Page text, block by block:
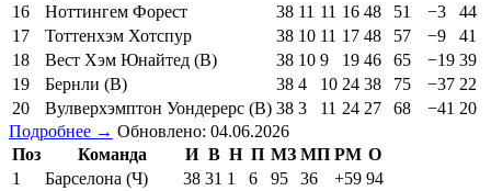
16
Ноттингем Форест 38 11 11 16 48 51 −3
44
17
Тоттенхэм Хотспур 38 10 11 17 48 57 −9
41
18
Вест Хэм Юнайтед (В) 38 10 9 19 46 65 −19 39
19
Бернли (В) 38 4 10 24 38 75 −37 22
20
Вулверхэмптон Уондерерс (В) 38 3 11 24 27 68 −41 20
Подробнее → Обновлено: 04.06.2026
Поз
Команда И В Н П МЗ МП РМ О
1
Барселона (Ч) 38 31 1 6 95 36 +59 94